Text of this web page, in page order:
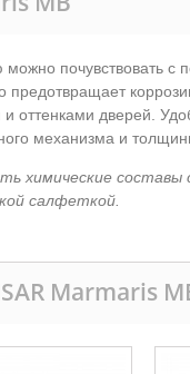
почувствовать с
и оттенками дверей.
механизма и
химические
салфеткой.
Marmaris